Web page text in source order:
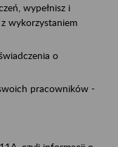
wypełnisz i
wykorzystaniem
o
pracowników -